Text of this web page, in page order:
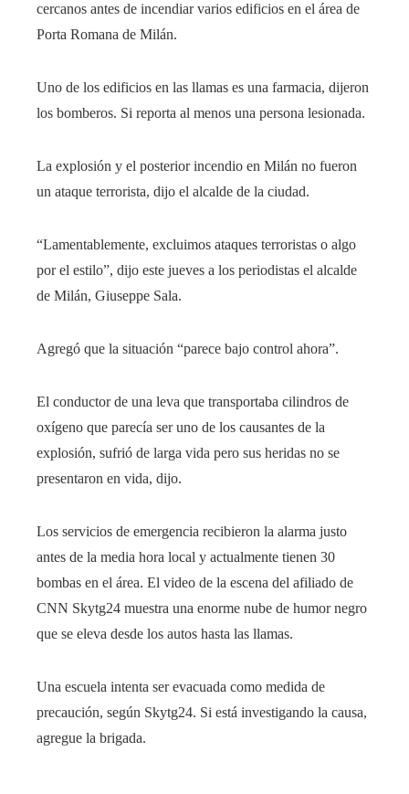
cercanos antes de incendiar varios edificios en el área de
Porta Romana de Milán.
Uno de los edificios en las llamas es una farmacia, dijeron
los bomberos. Si reporta al menos una persona lesionada.
La explosión y el posterior incendio en Milán no fueron
un ataque terrorista, dijo el alcalde de la ciudad.
“Lamentablemente, excluimos ataques terroristas o algo
por el estilo”, dijo este jueves a los periodistas el alcalde
de Milán, Giuseppe Sala.
Agregó que la situación “parece bajo control ahora”.
El conductor de una leva que transportaba cilindros de
oxígeno que parecía ser uno de los causantes de la
explosión, sufrió de larga vida pero sus heridas no se
presentaron en vida, dijo.
Los servicios de emergencia recibieron la alarma justo
antes de la media hora local y actualmente tienen 30
bombas en el área. El video de la escena del afiliado de
CNN Skytg24 muestra una enorme nube de humor negro
que se eleva desde los autos hasta las llamas.
Una escuela intenta ser evacuada como medida de
precaución, según Skytg24. Si está investigando la causa,
agregue la brigada.